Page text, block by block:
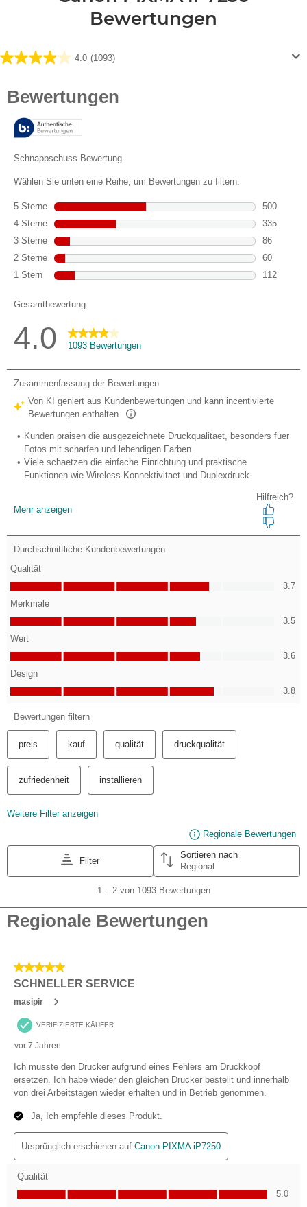
Bewertungen
4.0 (1093)
4.0
Sternen.
1093
Bewertungen